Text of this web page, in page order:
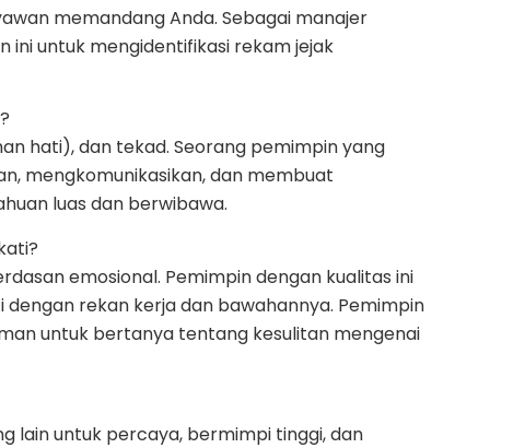
memandang Anda. Sebagai manajer
untuk mengidentifikasi rekam jejak
hati), dan tekad. Seorang pemimpin yang
mengkomunikasikan, dan membuat
luas dan berwibawa.
emosional. Pemimpin dengan kualitas ini
rekan kerja dan bawahannya. Pemimpin
untuk bertanya tentang kesulitan mengenai
lain untuk percaya, bermimpi tinggi, dan